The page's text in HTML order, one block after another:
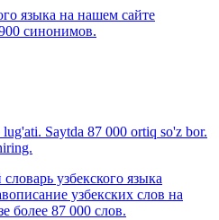
языка на нашем сайте
синонимов.
Saytda 87 000 ortiq so'z bor.
узбекского языка
узбекских слов на
более 87 000 слов.